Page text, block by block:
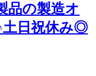
品の製造オ
土日祝休み◎